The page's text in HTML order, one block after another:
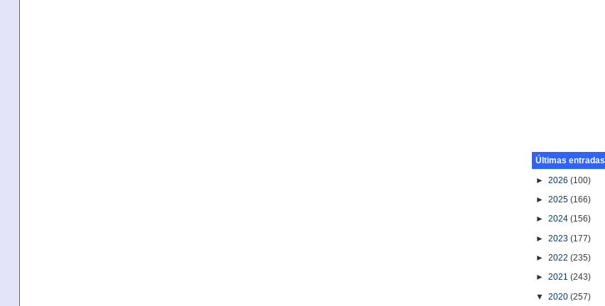
Últimas entradas
►2026(100)
►2025(166)
►2024(156)
►2023(177)
►2022(235)
►2021(243)
▼2020(257)